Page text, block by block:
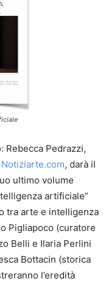
Rebecca Pedrazzi,
Notiziarte.com, darà il
ultimo volume
artificiale”
tra arte e intelligenza
Pigliapoco (curatore
Belli e Ilaria Perlini
Bottacin (storica
l’eredità